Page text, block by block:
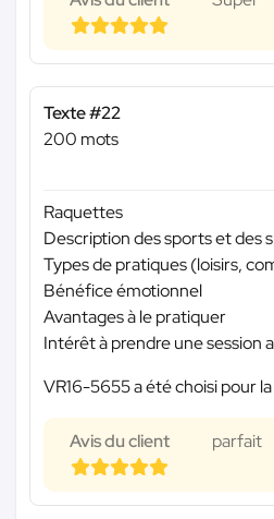
Texte #22
200 mots
Raquettes
Description des sports et des
Types de pratiques (loisirs,
Bénéfice émotionnel
Avantages à le pratiquer
Intérêt à prendre une session
VR16-5655 a été choisi pour
Avis du client parfait